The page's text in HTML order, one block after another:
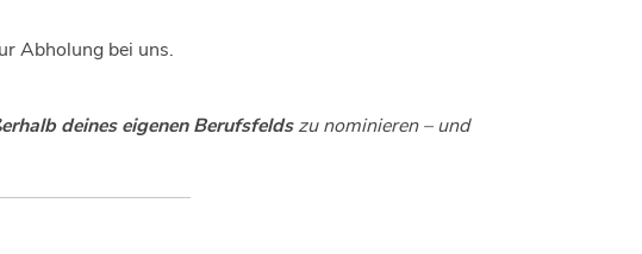
Abholung bei uns.
deines eigenen Berufsfeldszu nominieren – und